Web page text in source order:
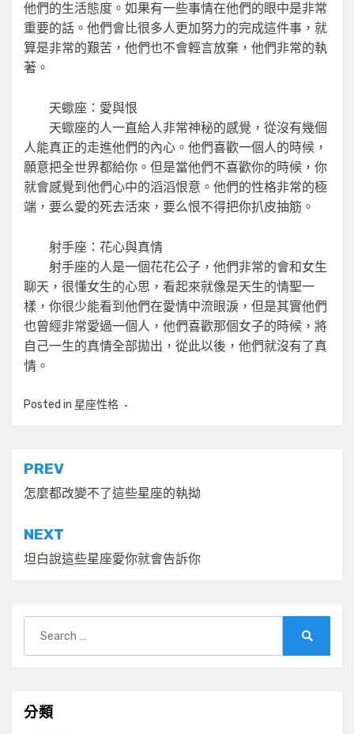
他們的生活態度。如果有一些事情在他們的眼中是非常
重要的話。他們會比很多人更加努力的完成這件事，就
算是非常的艱苦，他們也不會輕言放棄，他們非常的執
著。
天蠍座：愛與恨
天蠍座的人一直給人非常神秘的感覺，從沒有幾個
人能真正的走進他們的內心。他們喜歡一個人的時候，
願意把全世界都給你。但是當他們不喜歡你的時候，你
就會感覺到他們心中的滔滔恨意。他們的性格非常的極
端，要么愛的死去活來，要么恨不得把你扒皮抽筋。
射手座：花心與真情
射手座的人是一個花花公子，他們非常的會和女生
聊天，很懂女生的心思，看起來就像是天生的情聖一
樣，你很少能看到他們在愛情中流眼淚，但是其實他們
也曾經非常愛過一個人，他們喜歡那個女子的時候，將
自己一生的真情全部拋出，從此以後，他們就沒有了真
情。
Posted in 星座性格
文
章
導
覽
PREV
怎麼都改變不了這些星座的執拗
NEXT
坦白說這些星座愛你就會告訴你
for:
分類